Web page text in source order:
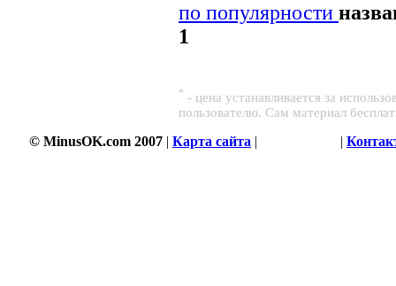
по популярности
1
* - цена устанавливается за
пользователю. Сам материал
© MinusOK.com 2007 | Карта сайта | |